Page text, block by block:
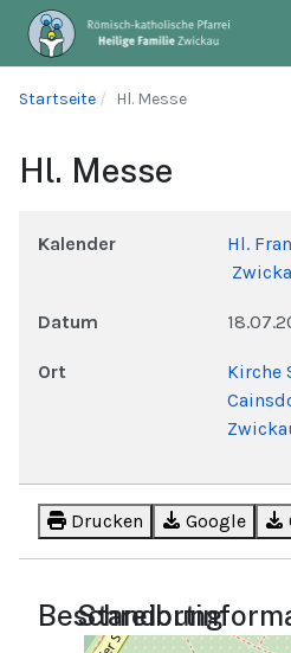
Startseite Hl. Messe
Hl. Messe
Kalender
Hl.
Datum
Ort
Kirche
Drucken Google
Beschreibung